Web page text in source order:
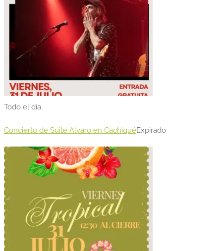
Todo el día
Concierto de Suite Alvaro en CachiquéExpirado